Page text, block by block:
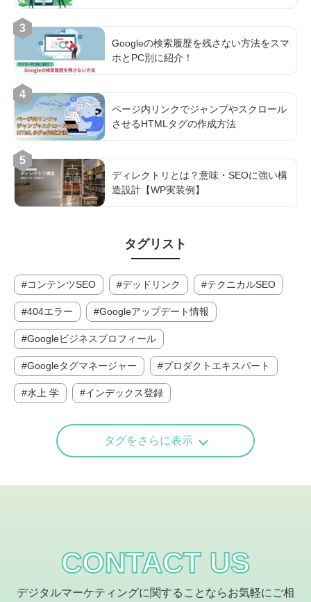
3
Googleの検索履歴を残さない方法をスマ
ホとPC別に紹介！
4
ページ内リンクでジャンプやスクロール
させるHTMLタグの作成方法
5
ディレクトリとは？意味・SEOに強い構
造設計【WP実装例】
タグリスト
コンテンツSEO デッドリンク テクニカルSEO
404エラー Googleアップデート情報
Googleビジネスプロフィール
Googleタグマネージャー プロダクトエキスパート
水上 学 インデックス登録
タグをさらに表示
CONTACT US
デジタルマーケティングに関することならお気軽にご相